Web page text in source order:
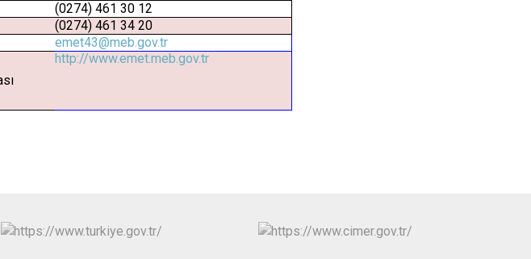
Altıntaş
(0274) 461 30 12
(0274) 461 34 20
emet43@meb.gov.tr
http://www.emet.meb.gov.tr